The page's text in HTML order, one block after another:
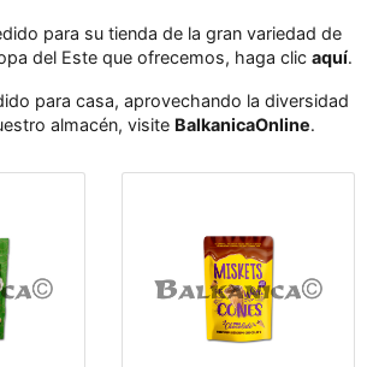
para su tienda de la gran variedad de
del Este que ofrecemos, haga clic aquí․
para casa, aprovechando la diversidad
almacén, visite BalkanicaOnline․